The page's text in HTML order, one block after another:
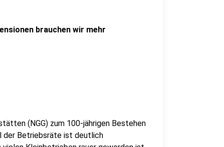
brauchen wir mehr
(NGG) zum 100-jährigen Bestehen
der Betriebsräte ist deutlich